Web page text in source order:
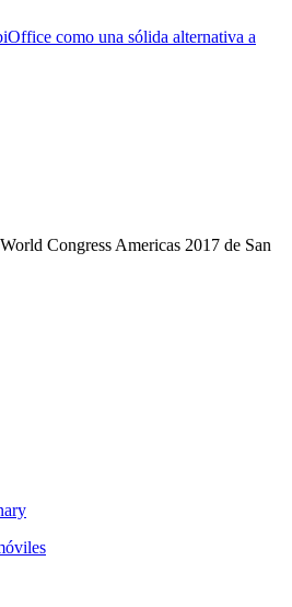
como una sólida alternativa a
Congress Americas 2017 de San